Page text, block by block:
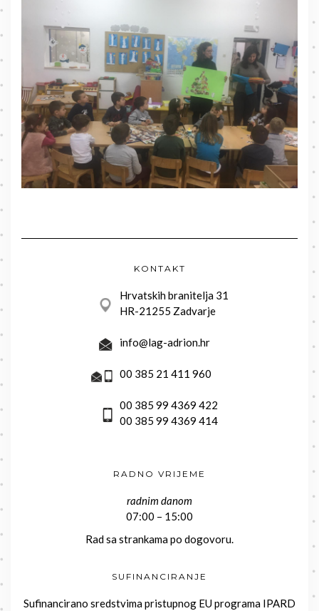
KONTAKT
Hrvatskih branitelja 31
HR-21255 Zadvarje
info@lag-adrion.hr
00 385 21 411 960
00 385 99 4369 422
00 385 99 4369 414
RADNO VRIJEME
radnim danom
07:00 – 15:00
Rad sa strankama po dogovoru.
SUFINANCIRANJE
Sufinancirano sredstvima pristupnog EU programa IPARD